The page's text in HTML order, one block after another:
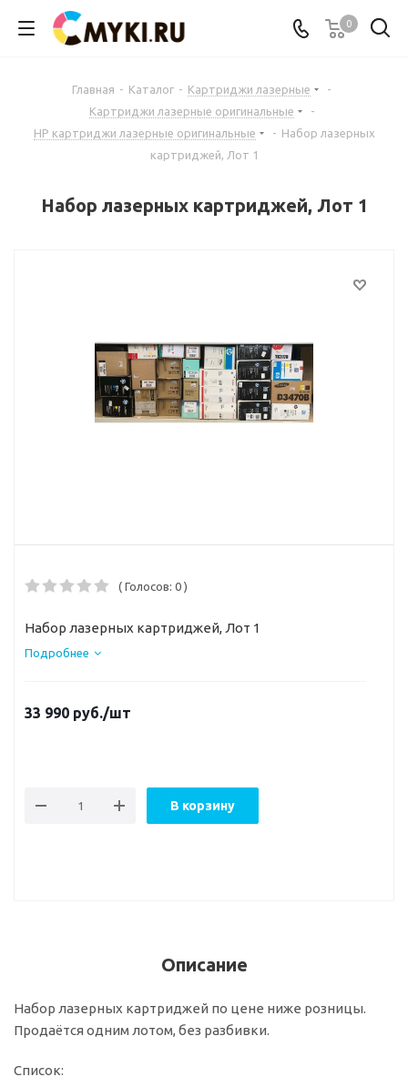
0
Главная - Каталог - Картриджи лазерные
-
Картриджи лазерные оригинальные
-
HP картриджи лазерные оригинальные
- Набор лазерных
картриджей, Лот 1
Набор лазерных картриджей, Лот 1
( Голосов: 0 )
Набор лазерных картриджей, Лот 1
Подробнее
33 990 руб./шт
В корзину
Описание
Набор лазерных картриджей по цене ниже розницы.
Продаётся одним лотом, без разбивки.
Список: